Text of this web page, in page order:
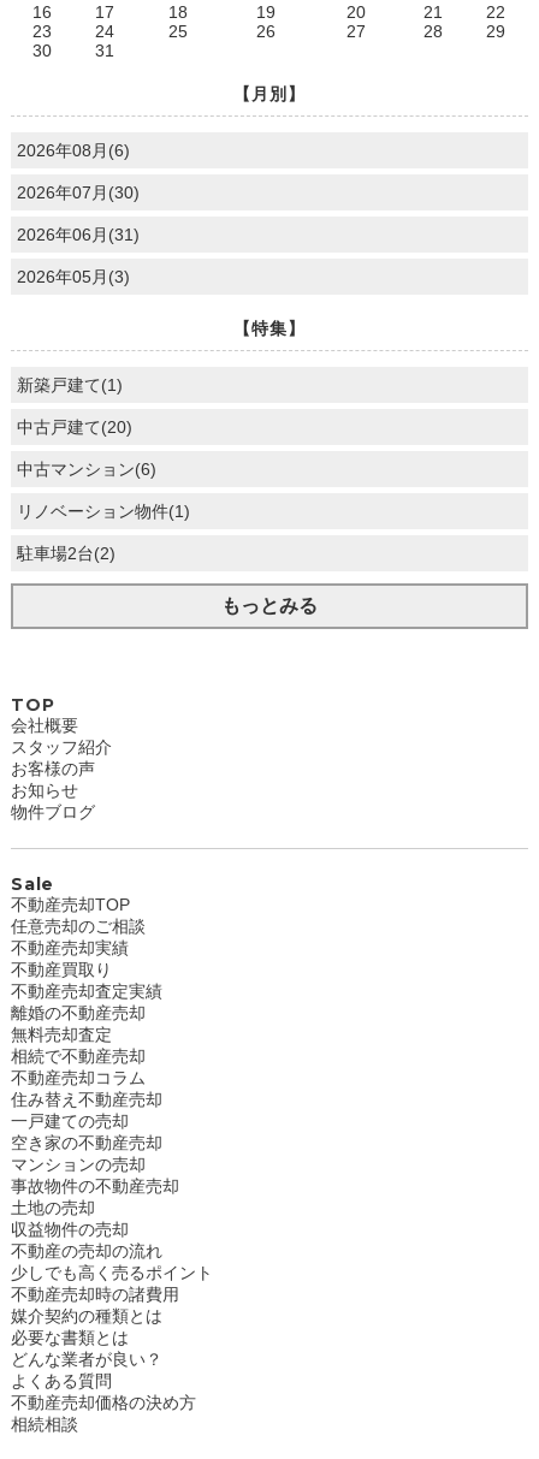
16
17 18 19 20 21
22
23
24 25 26 27 28
29
30
31
【月別】
2026年08月(6)
2026年07月(30)
2026年06月(31)
2026年05月(3)
【特集】
新築戸建て(1)
中古戸建て(20)
中古マンション(6)
リノベーション物件(1)
駐車場2台(2)
もっとみる
TOP
会社概要
スタッフ紹介
お客様の声
お知らせ
物件ブログ
Sale
不動産売却TOP
任意売却のご相談
不動産売却実績
不動産買取り
不動産売却査定実績
離婚の不動産売却
無料売却査定
相続で不動産売却
不動産売却コラム
住み替え不動産売却
一戸建ての売却
空き家の不動産売却
マンションの売却
事故物件の不動産売却
土地の売却
収益物件の売却
不動産の売却の流れ
少しでも高く売るポイント
不動産売却時の諸費用
媒介契約の種類とは
必要な書類とは
どんな業者が良い？
よくある質問
不動産売却価格の決め方
相続相談